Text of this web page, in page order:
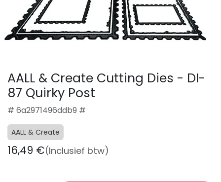
AALL & Create Cutting Dies - DI-
87 Quirky Post
# 6a2971496ddb9 #
AALL & Create
16,49 €(Inclusief btw)